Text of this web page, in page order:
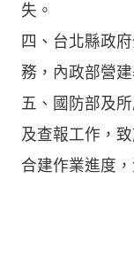
失。
四、台北縣政
務，內政部營
五、國防部及
及查報工作，
合建作業進度